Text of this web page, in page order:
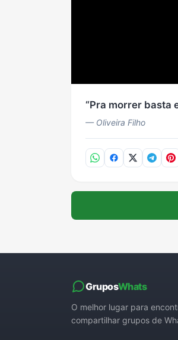
Pra morrer basta
— Oliveira Filho
GruposWhats
O melhor lugar para
compartilhar grupos de